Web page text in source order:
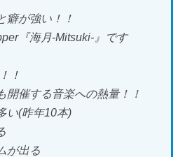
癖が強い！！
『海月-Mitsuki-』です
！
開催する音楽への熱量！！
い(昨年10本)
が出る